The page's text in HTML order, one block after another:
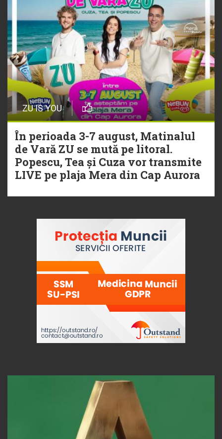
ZU IS YOU
În perioada 3-7 august, Matinalul
de Vară ZU se mută pe litoral.
Popescu, Tea și Cuza vor transmite
LIVE pe plaja Mera din Cap Aurora